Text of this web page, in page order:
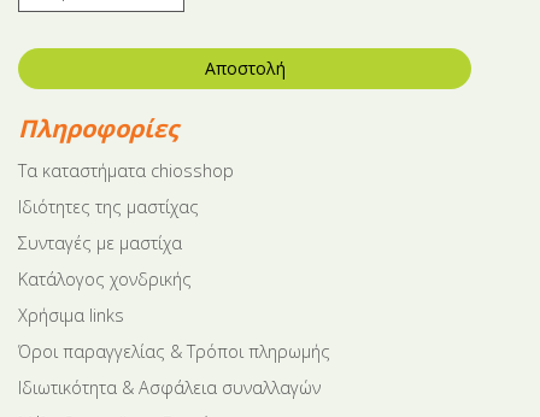
Αποστολή
Πληροφορίες
Tα καταστήματα chiosshop
Ιδιότητες της μαστίχας
Συνταγές με μαστίχα
Κατάλογος χονδρικής
Χρήσιμα links
Όροι παραγγελίας & Τρόποι πληρωμής
Ιδιωτικότητα & Ασφάλεια συναλλαγών